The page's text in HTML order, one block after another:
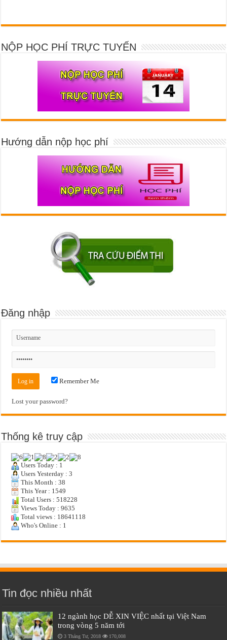
NỘP HỌC PHÍ TRỰC TUYẾN
Hướng dẫn nộp học phí
Đăng nhập
Remember Me
Lost your password?
Thống kê truy cập
Users Today : 1
Users Yesterday : 3
This Month : 38
This Year : 1549
Total Users : 518228
Views Today : 9635
Total views : 18641118
Who's Online : 1
Tin đọc nhiều nhất
12 ngành học DỄ XIN VIỆC nhất tại Việt Nam
trong vòng 5 năm tới
3 Tháng Tư, 2018 170,008